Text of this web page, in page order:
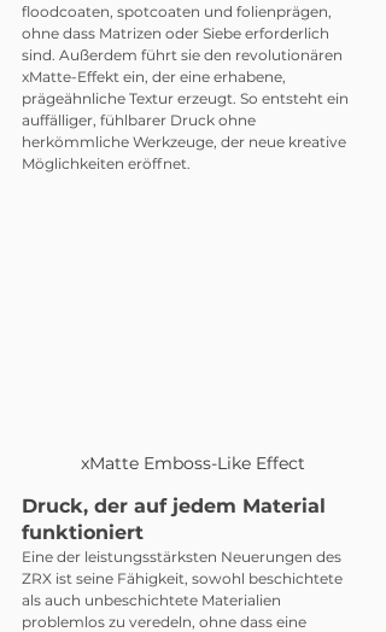
floodcoaten, spotcoaten und folienprägen,
ohne dass Matrizen oder Siebe erforderlich
sind. Außerdem führt sie den revolutionären
xMatte-Effekt ein, der eine erhabene,
prägeähnliche Textur erzeugt. So entsteht ein
auffälliger, fühlbarer Druck ohne
herkömmliche Werkzeuge, der neue kreative
Möglichkeiten eröffnet.
xMatte Emboss-Like Effect
Druck, der auf jedem Material
funktioniert
Eine der leistungsstärksten Neuerungen des
ZRX ist seine Fähigkeit, sowohl beschichtete
als auch unbeschichtete Materialien
problemlos zu veredeln, ohne dass eine